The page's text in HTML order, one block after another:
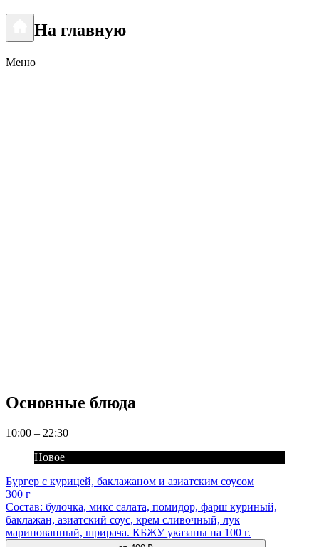
На главную
Меню
Основные блюда
10:00 – 22:30
Новое
Бургер с курицей, баклажаном и азиатским соусом
300 г
Состав: булочка, микс салата, помидор, фарш куриный,
баклажан, азиатский соус, крем сливочный, лук
маринованный, шрирача. КБЖУ указаны на 100 г.